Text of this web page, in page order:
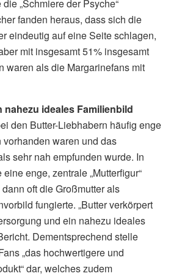
„Schmiere der Psyche“
fanden heraus, dass sich die
eindeutig auf eine Seite schlagen,
mit insgesamt 51% insgesamt
waren als die Margarinefans mit
ideales Familienbild
den Butter-Liebhabern häufig enge
waren und das
sehr nah empfunden wurde. In
enge, zentrale „Mutterfigur“
oft die Großmutter als
fungierte. „Butter verkörpert
und ein nahezu ideales
Dementsprechend stelle
„das hochwertigere und
dar, welches zudem